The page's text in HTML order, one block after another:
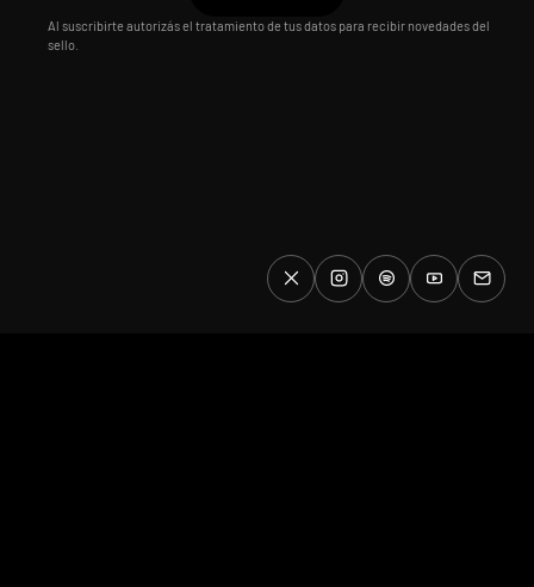
Al suscribirte autorizás el tratamiento de tus datos para recibir novedades del
sello.